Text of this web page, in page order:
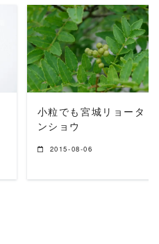
READ MORE
小粒でも宮城リョータ #
ンショウ
2015-08-06